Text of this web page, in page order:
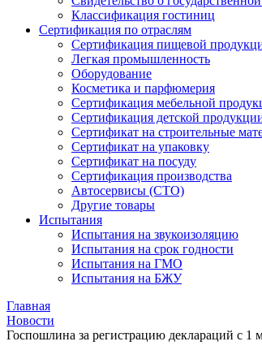
Классификация гостиниц
Сертификация по отраслям
Сертификация пищевой
Легкая промышленность
Оборудование
Косметика и парфюмерия
Сертификация мебельной
Сертификация детской
Сертификат на строительные
Сертификат на упаковку
Сертификат на посуду
Сертификация производства
Автосервисы (СТО)
Другие товары
Испытания
Испытания на звукоизоляцию
Испытания на срок годности
Испытания на ГМО
Испытания на БЖУ
Главная
Новости
Госпошлина за регистрацию деклараций с 1